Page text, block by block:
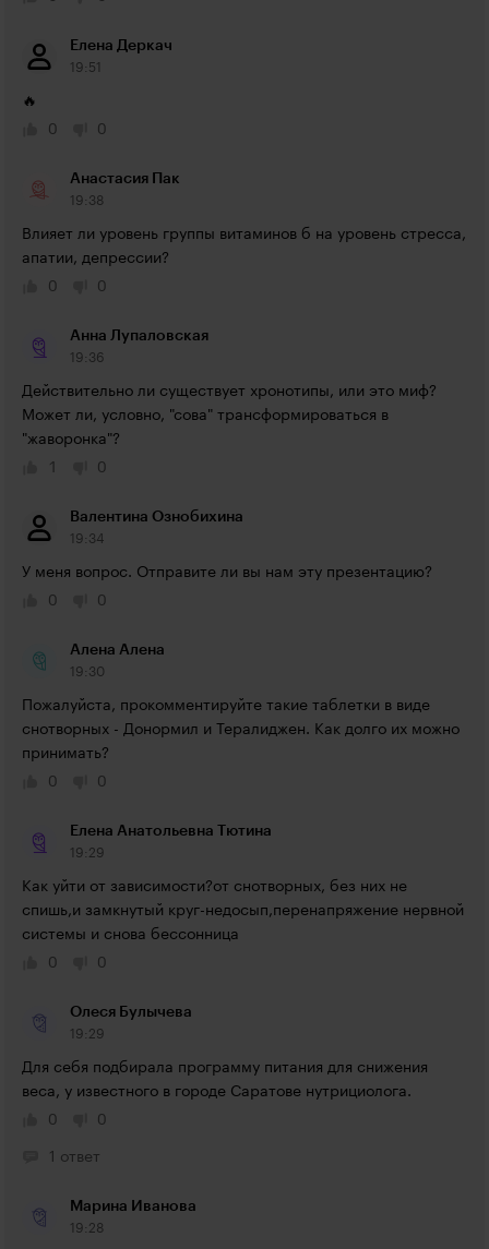
Елена Деркач
19:51
🔥
0
0
Анастасия Пак
19:38
Влияет ли уровень группы витаминов б на уровень стресса,
апатии, депрессии?
0
0
Анна Лупаловская
19:36
Действительно ли существует хронотипы, или это миф?
Может ли, условно, "сова" трансформироваться в
"жаворонка"?
1
0
Валентина Ознобихина
19:34
У меня вопрос. Отправите ли вы нам эту презентацию?
0
0
Алена Алена
19:30
Пожалуйста, прокомментируйте такие таблетки в виде
снотворных - Донормил и Тералиджен. Как долго их можно
принимать?
0
0
Елена Анатольевна Тютина
19:29
Как уйти от зависимости?от снотворных, без них не
спишь,и замкнутый круг-недосып,перенапряжение нервной
системы и снова бессонница
0
0
Олеся Булычева
19:29
Для себя подбирала программу питания для снижения
веса, у известного в городе Саратове нутрициолога.
0
0
1 ответ
Марина Иванова
19:28